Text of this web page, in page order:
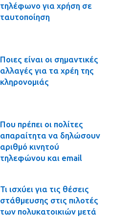
τηλέφωνο για χρήση σε
ταυτοποίηση
Ποιες είναι οι σημαντικές
αλλαγές για τα χρέη της
κληρονομιάς
Που πρέπει οι πολίτες
απαραίτητα να δηλώσουν
αριθμό κινητού
τηλεφώνου και email
Τι ισχύει για τις θέσεις
στάθμευσης στις πιλοτές
των πολυκατοικιών μετά